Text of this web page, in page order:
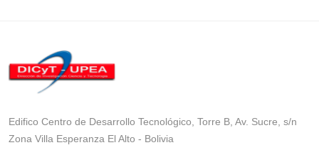
Edifico Centro de Desarrollo Tecnológico, Torre B, Av. Sucre, s/n
Zona Villa Esperanza El Alto - Bolivia